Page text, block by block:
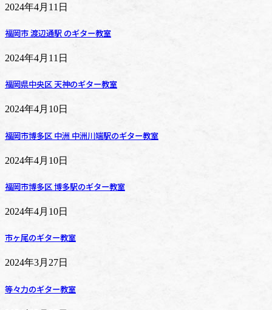
2024年4月11日
福岡市 渡辺通駅 のギター教室
2024年4月11日
福岡県中央区 天神のギター教室
2024年4月10日
福岡市博多区 中洲 中洲川端駅のギター教室
2024年4月10日
福岡市博多区 博多駅のギター教室
2024年4月10日
市ヶ尾のギター教室
2024年3月27日
等々力のギター教室